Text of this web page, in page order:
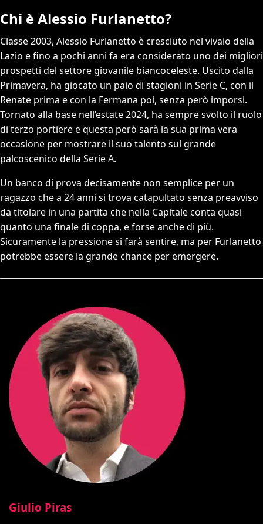
Chi è Alessio Furlanetto?
Classe 2003, Alessio Furlanetto è cresciuto nel vivaio della
Lazio e fino a pochi anni fa era considerato uno dei migliori
prospetti del settore giovanile biancoceleste. Uscito dalla
Primavera, ha giocato un paio di stagioni in Serie C, con il
Renate prima e con la Fermana poi, senza però imporsi.
Tornato alla base nell’estate 2024, ha sempre svolto il ruolo
di terzo portiere e questa però sarà la sua prima vera
occasione per mostrare il suo talento sul grande
palcoscenico della Serie A.
Un banco di prova decisamente non semplice per un
ragazzo che a 24 anni si trova catapultato senza preavviso
da titolare in una partita che nella Capitale conta quasi
quanto una finale di coppa, e forse anche di più.
Sicuramente la pressione si farà sentire, ma per Furlanetto
potrebbe essere la grande chance per emergere.
Giulio Piras